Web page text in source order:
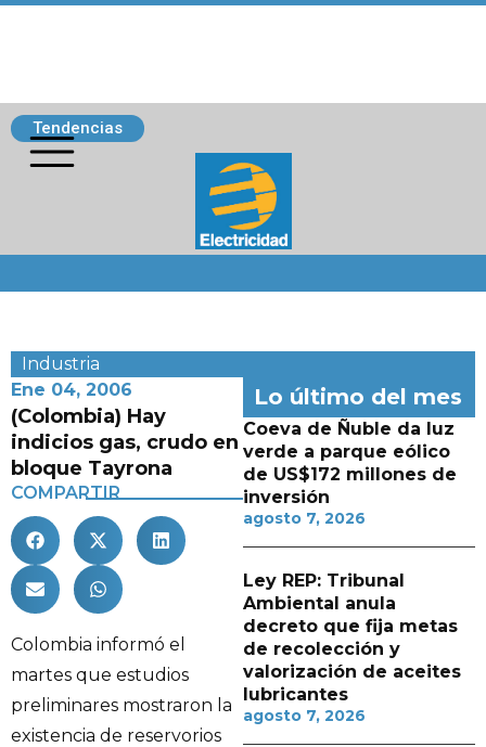
Tendencias
Industria
Ene 04, 2006
(Colombia) Hay
indicios gas, crudo en
bloque Tayrona
COMPARTIR
Colombia informó el
martes que estudios
preliminares mostraron la
existencia de reservorios
Lo último del mes
Coeva de Ñuble da luz
verde a parque eólico
de US$172 millones de
inversión
agosto 7, 2026
Ley REP: Tribunal
Ambiental anula
decreto que fija metas
de recolección y
valorización de aceites
lubricantes
agosto 7, 2026